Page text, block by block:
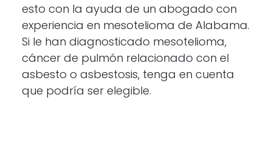
esto con la ayuda de un abogado con
experiencia en mesotelioma de Alabama.
Si le han diagnosticado mesotelioma,
cáncer de pulmón relacionado con el
asbesto o asbestosis, tenga en cuenta
que podría ser elegible.